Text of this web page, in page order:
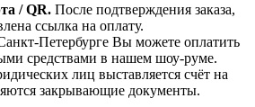
/ QR. После подтверждения заказа,
ссылка на оплату.
Петербурге Вы можете оплатить
средствами в нашем шоу-руме.
лиц выставляется счёт на
закрывающие документы.